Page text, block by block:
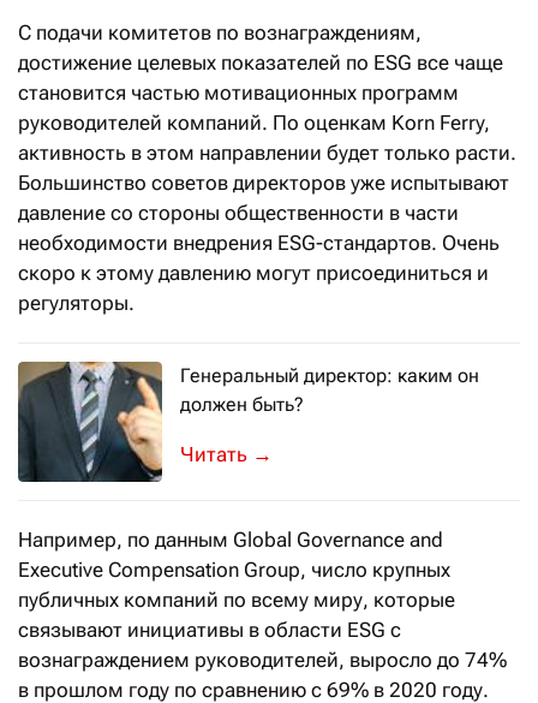
С подачи комитетов по вознаграждениям,
достижение целевых показателей по ESG все чаще
становится частью мотивационных программ
руководителей компаний. По оценкам Korn Ferry,
активность в этом направлении будет только расти.
Большинство советов директоров уже испытывают
давление со стороны общественности в части
необходимости внедрения ESG-стандартов. Очень
скоро к этому давлению могут присоединиться и
регуляторы.
Генеральный директор: каким он
должен быть?
В первую очередь руководитель
→
Например, по данным Global Governance and
Executive Compensation Group, число крупных
публичных компаний по всему миру, которые
связывают инициативы в области ESG с
вознаграждением руководителей, выросло до 74%
в прошлом году по сравнению с 69% в 2020 году.